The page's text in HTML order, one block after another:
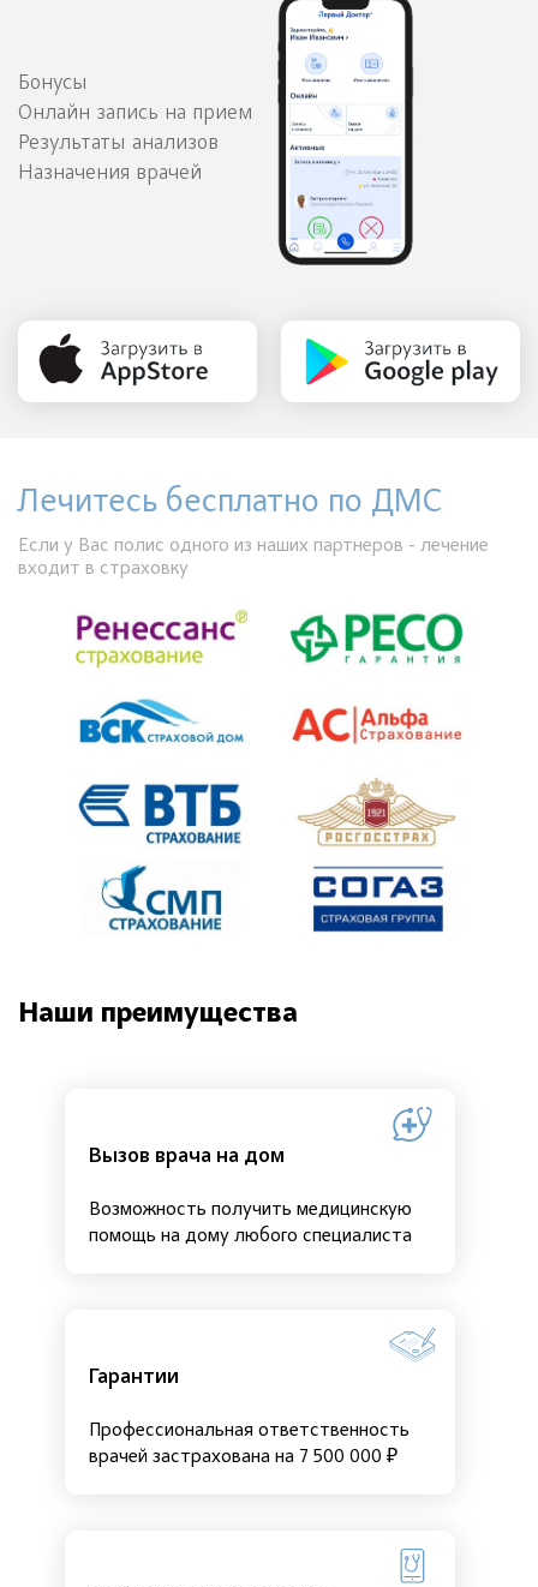
Бонусы
Онлайн запись на прием
Результаты анализов
Назначения врачей
Лечитесь бесплатно по ДМС
Если у Вас полис одного из наших партнеров - лечение
входит в страховку
Наши преимущества
Вызов врача на дом
Возможность получить медицинскую
помощь на дому любого специалиста
Гарантии
Профессиональная ответственность
врачей застрахована на 7 500 000 ₽